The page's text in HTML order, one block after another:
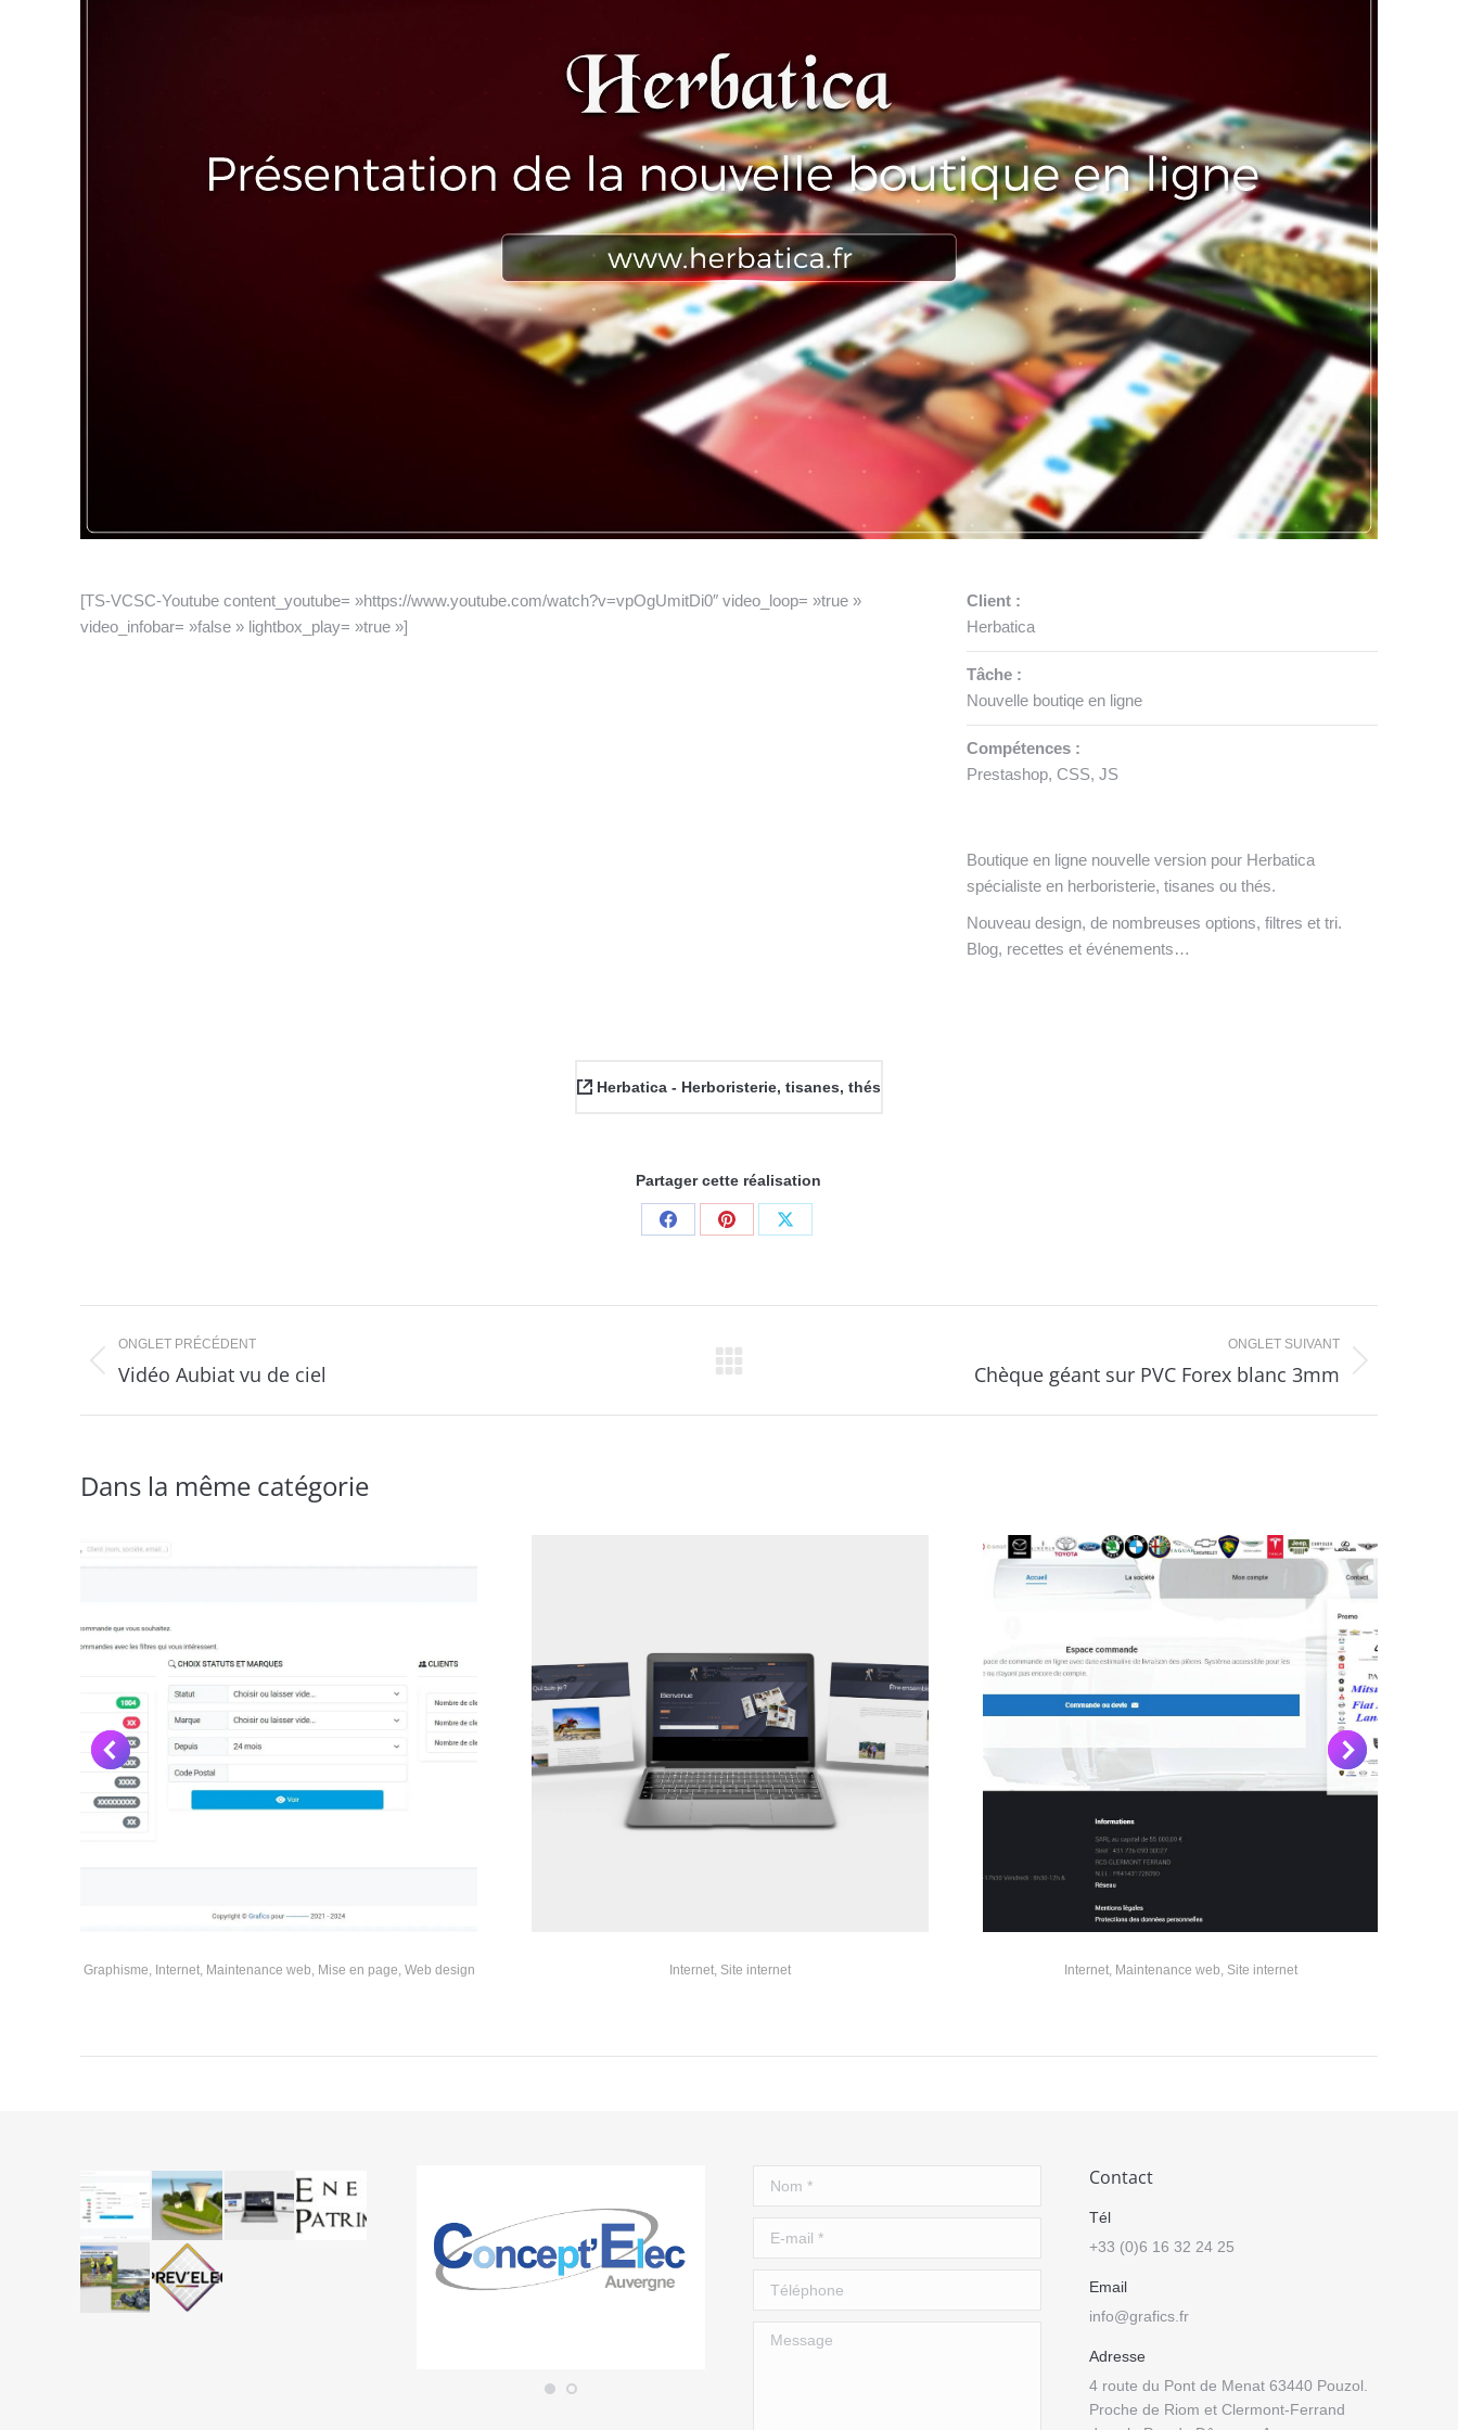
[TS-VCSC-Youtube content_youtube= »https://www.youtube.com/watch?v=vpOgUmitDi0″ video_loop= »true »
video_infobar= »false » lightbox_play= »true »]
Client :
Herbatica
Tâche :
Nouvelle boutiqe en ligne
Compétences :
Prestashop, CSS, JS
Boutique en ligne nouvelle version pour Herbatica
spécialiste en herboristerie, tisanes ou thés.
Nouveau design, de nombreuses options, filtres et tri.
Blog, recettes et événements…
Herbatica - Herboristerie, tisanes, thés
Partager cette réalisation
Share
Share
Share
Navigation
de
commentaire
ONGLET PRÉCÉDENT
Onglet
Vidéo Aubiat vu de ciel
ONGLET SUIVANT
Chèque géant sur PVC Forex blanc 3mm
Dans la même catégorie
Graphisme Internet, Maintenance web Mise en page Web design Internet, Site internet Internet, Maintenance web Site internet
Nom *
E-mail *
Téléphone
Message
Contact
Tél
+33 (0)6 16 32 24 25
Email
info@grafics.fr
Adresse
4 route du Pont de Menat 63440 Pouzol.
Proche de Riom et Clermont-Ferrand